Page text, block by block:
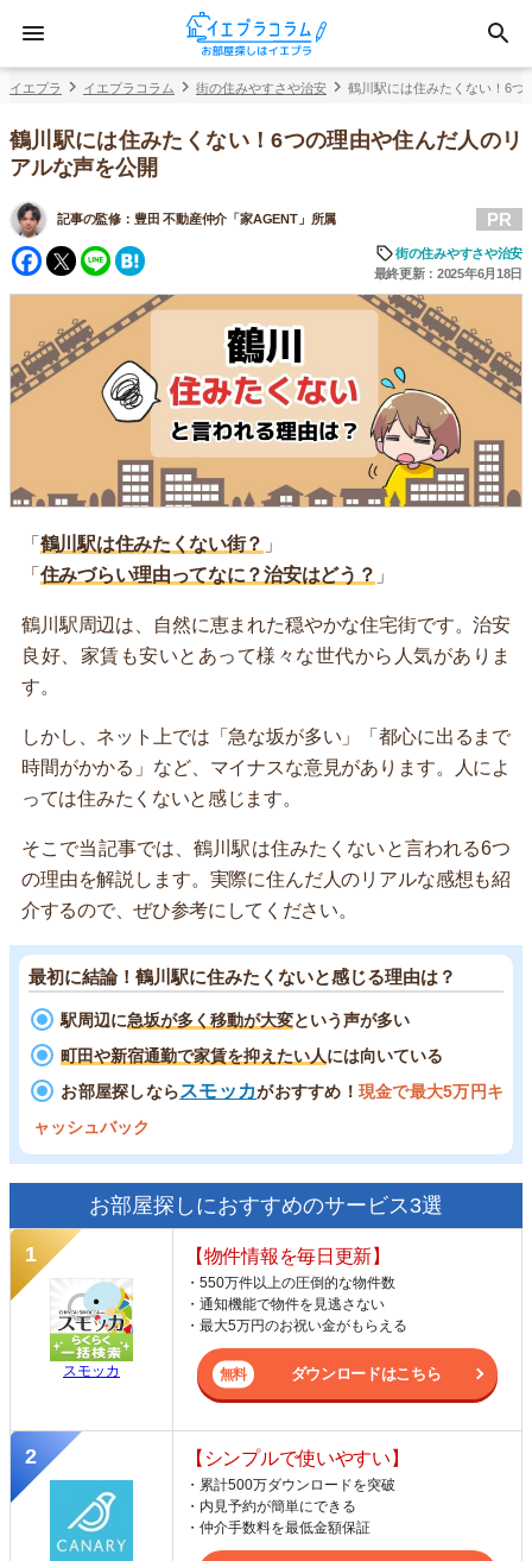
イエプラ イエプラコラム 街の住みやすさや治安 鶴川駅には住みたくない！6つ
鶴川駅には住みたくない！6つの理由や住んだ人のリ
アルな声を公開
記事の監修： 豊田 不動産仲介「家AGENT」所属
Facebook
Twitter
Line
PR
街の住みやすさや治安
最終更新：2025年6月18日
「 鶴川駅は住みたくない街？ 」
「 住みづらい理由ってなに？治安はどう？ 」
鶴川駅周辺は、自然に恵まれた穏やかな住宅街です。治安
良好、家賃も安いとあって様々な世代から人気がありま
す。
しかし、ネット上では「急な坂が多い」「都心に出るまで
時間がかかる」など、マイナスな意見があります。人によ
っては住みたくないと感じます。
そこで当記事では、鶴川駅は住みたくないと言われる6つ
の理由を解説します。実際に住んだ人のリアルな感想も紹
介するので、ぜひ参考にしてください。
最初に結論！鶴川駅に住みたくないと感じる理由は？
駅周辺に急坂が多く移動が大変という声が多い
町田や新宿通勤で家賃を抑えたい人には向いている
お部屋探しならスモッカがおすすめ！ 現金で最大5万円キ
ャッシュバック
お部屋探しにおすすめのサービス3選
スモッカ
【物件情報を毎日更新】
・550万件以上の圧倒的な物件数
・通知機能で物件を見逃さない
・最大5万円のお祝い金がもらえる
ダウンロードはこちら
【シンプルで使いやすい】
・累計500万ダウンロードを突破
・内見予約が簡単にできる
・仲介手数料を最低金額保証